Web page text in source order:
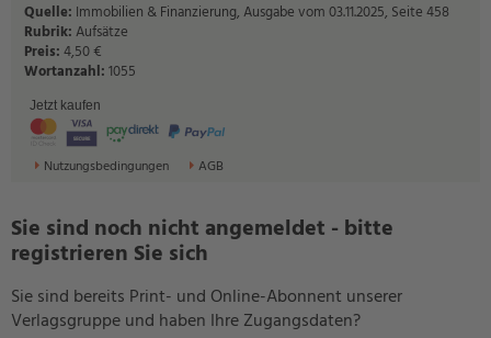
Quelle: Immobilien & Finanzierung, Ausgabe vom 03.11.2025, Seite 458
Rubrik:Aufsätze
Preis:4,50 €
Wortanzahl:1055
Jetzt kaufen
Nutzungsbedingungen AGB
Sie sind noch nicht angemeldet - bitte
registrieren Sie sich
Sie sind bereits Print- und Online-Abonnent unserer
Verlagsgruppe und haben Ihre Zugangsdaten?